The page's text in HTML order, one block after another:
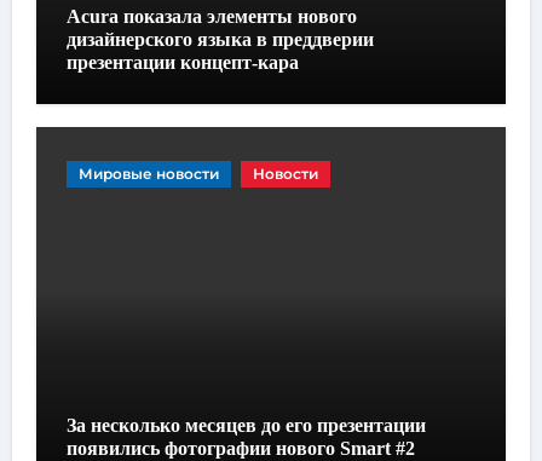
Acura показала элементы нового
дизайнерского языка в преддверии
презентации концепт-кара
Мировые новости Новости
За несколько месяцев до его презентации
появились фотографии нового Smart #2